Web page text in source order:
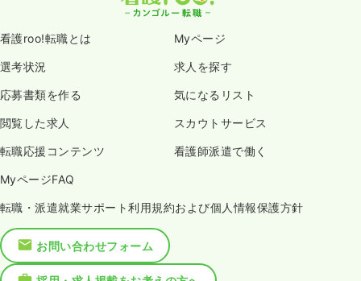
看護roo!転職とは Myページ
選考状況 求人を探す
応募書類を作る 気になるリスト
閲覧した求人 スカウトサービス
転職応援コンテンツ 看護師派遣で働く
MyページFAQ
転職・派遣就業サポート利用規約および個人情報保護方針
お問い合わせフォーム